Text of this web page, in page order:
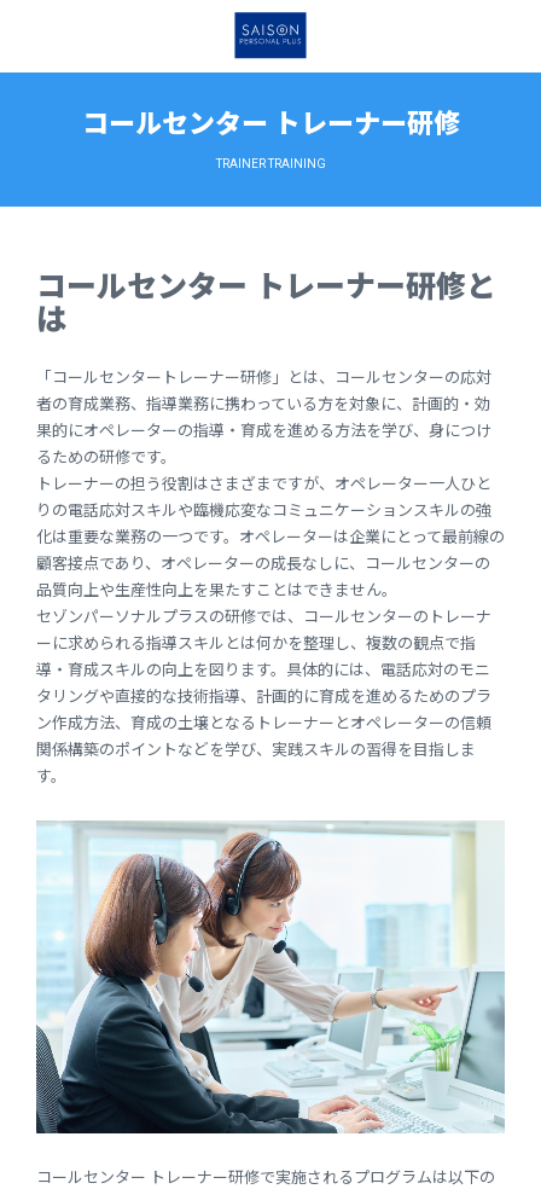
コールセンター トレーナー研修
TRAINER TRAINING
コールセンター トレーナー研修と
は
「コールセンタートレーナー研修」とは、コールセンターの応対
者の育成業務、指導業務に携わっている方を対象に、計画的・効
果的にオペレーターの指導・育成を進める方法を学び、身につけ
るための研修です。
トレーナーの担う役割はさまざまですが、オペレーター一人ひと
りの電話応対スキルや臨機応変なコミュニケーションスキルの強
化は重要な業務の一つです。オペレーターは企業にとって最前線の
顧客接点であり、オペレーターの成長なしに、コールセンターの
品質向上や生産性向上を果たすことはできません。
セゾンパーソナルプラスの研修では、コールセンターのトレーナ
ーに求められる指導スキルとは何かを整理し、複数の観点で指
導・育成スキルの向上を図ります。具体的には、電話応対のモニ
タリングや直接的な技術指導、計画的に育成を進めるためのプラ
ン作成方法、育成の土壌となるトレーナーとオペレーターの信頼
関係構築のポイントなどを学び、実践スキルの習得を目指しま
す。
コールセンター トレーナー研修で実施されるプログラムは以下の